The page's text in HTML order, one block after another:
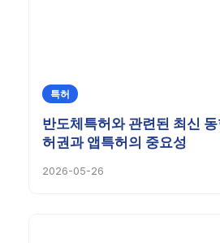
특허
반도체특허와 관련된 최신
허권과 앱특허의 중요성
2026-05-26